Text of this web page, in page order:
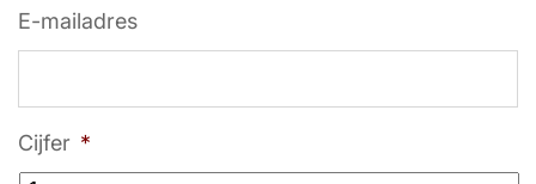
E-mailadres
Cijfer *